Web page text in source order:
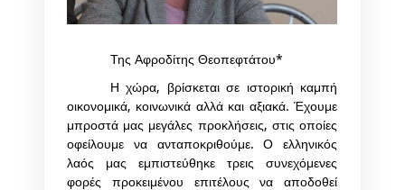
Της Αφροδίτης Θεοπεφτάτου*
Η χώρα, βρίσκεται σε ιστορική καμπή
οικονομικά, κοινωνικά αλλά και αξιακά. Έχουμε
μπροστά μας μεγάλες προκλήσεις, στις οποίες
οφείλουμε να ανταποκριθούμε. Ο ελληνικός
λαός μας εμπιστεύθηκε τρεις συνεχόμενες
φορές προκειμένου επιτέλους να αποδοθεί